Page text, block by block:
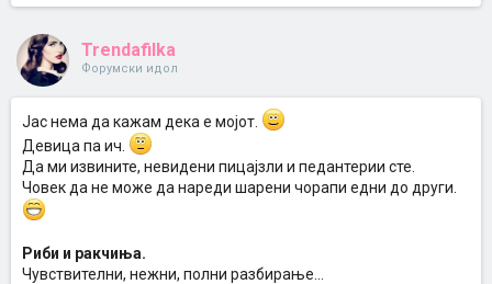
Trendafilka
Форумски идол
Јас нема да кажам дека е мојот.
Девица па ич.
Да ми извините, невидени пицајзли и педантерии сте.
Човек да не може да нареди шарени чорапи едни до други.
Риби и ракчиња.
Чувствителни, нежни, полни разбирање...